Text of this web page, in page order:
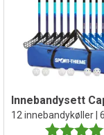
Karakter: